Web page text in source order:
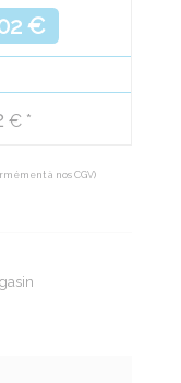
€
€ *
à nos CGV)